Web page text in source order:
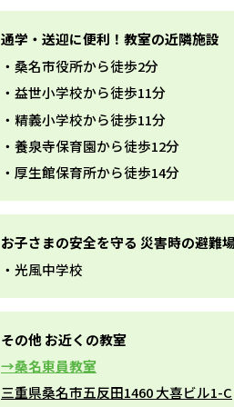
通学・送迎に便利！教室の近隣施設
桑名市役所から徒歩2分
益世小学校から徒歩11分
精義小学校から徒歩11分
養泉寺保育園から徒歩12分
厚生館保育所から徒歩14分
お子さまの安全を守る 災害時の避難
光風中学校
その他 お近くの教室
桑名東員教室
三重県桑名市五反田1460 大喜ビル1-C